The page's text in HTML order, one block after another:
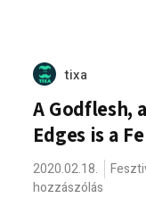
tixa
A Godflesh,
Edges is a
2020.02.18.
hozzászólás